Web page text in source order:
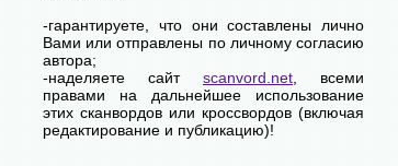
-гарантируете, что они составлены лично
Вами или отправлены по личному согласию
автора;
-наделяете сайт scanvord.net , всеми
правами на дальнейшее использование
этих сканвордов или кроссвордов (включая
редактирование и публикацию)!